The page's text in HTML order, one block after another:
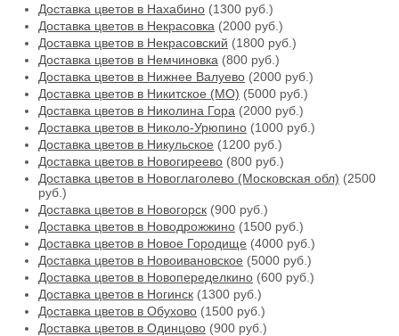
Доставка цветов в Нахабино (1300 руб.)
Доставка цветов в Некрасовка (2000 руб.)
Доставка цветов в Некрасовский (1800 руб.)
Доставка цветов в Немчиновка (800 руб.)
Доставка цветов в Нижнее Валуево (2000 руб.)
Доставка цветов в Никитское (МО) (5000 руб.)
Доставка цветов в Николина Гора (2000 руб.)
Доставка цветов в Николо-Урюпино (1000 руб.)
Доставка цветов в Никульское (1200 руб.)
Доставка цветов в Новогиреево (800 руб.)
Доставка цветов в Новоглаголево (Московская обл) (2500
руб.)
Доставка цветов в Новогорск (900 руб.)
Доставка цветов в Новодрожжино (1500 руб.)
Доставка цветов в Новое Городище (4000 руб.)
Доставка цветов в Новоивановское (5000 руб.)
Доставка цветов в Новопеределкино (600 руб.)
Доставка цветов в Ногинск (1300 руб.)
Доставка цветов в Обухово (1500 руб.)
Доставка цветов в Одинцово (900 руб.)